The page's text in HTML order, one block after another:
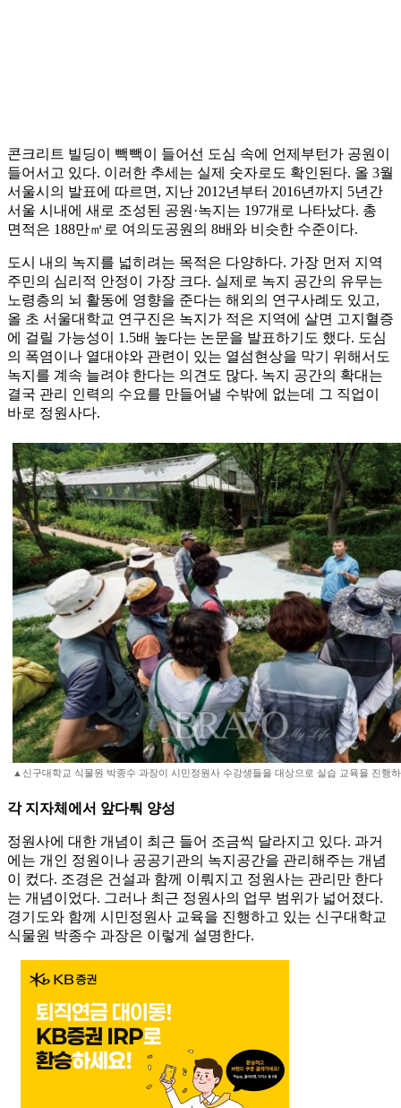
콘크리트 빌딩이 빽빽이 들어선 도심 속에 언제부턴가 공원이
들어서고 있다. 이러한 추세는 실제 숫자로도 확인된다. 올 3월
서울시의 발표에 따르면, 지난 2012년부터 2016년까지 5년간
서울 시내에 새로 조성된 공원·녹지는 197개로 나타났다. 총
면적은 188만㎡로 여의도공원의 8배와 비슷한 수준이다.
도시 내의 녹지를 넓히려는 목적은 다양하다. 가장 먼저 지역
주민의 심리적 안정이 가장 크다. 실제로 녹지 공간의 유무는
노령층의 뇌 활동에 영향을 준다는 해외의 연구사례도 있고,
올 초 서울대학교 연구진은 녹지가 적은 지역에 살면 고지혈증
에 걸릴 가능성이 1.5배 높다는 논문을 발표하기도 했다. 도심
의 폭염이나 열대야와 관련이 있는 열섬현상을 막기 위해서도
녹지를 계속 늘려야 한다는 의견도 많다. 녹지 공간의 확대는
결국 관리 인력의 수요를 만들어낼 수밖에 없는데 그 직업이
바로 정원사다.
▲신구대학교 식물원 박종수 과장이 시민정원사 수강생들을 대상으로 실습 교육을 진행
각 지자체에서 앞다퉈 양성
정원사에 대한 개념이 최근 들어 조금씩 달라지고 있다. 과거
에는 개인 정원이나 공공기관의 녹지공간을 관리해주는 개념
이 컸다. 조경은 건설과 함께 이뤄지고 정원사는 관리만 한다
는 개념이었다. 그러나 최근 정원사의 업무 범위가 넓어졌다.
경기도와 함께 시민정원사 교육을 진행하고 있는 신구대학교
식물원 박종수 과장은 이렇게 설명한다.